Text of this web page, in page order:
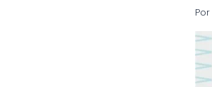
Por